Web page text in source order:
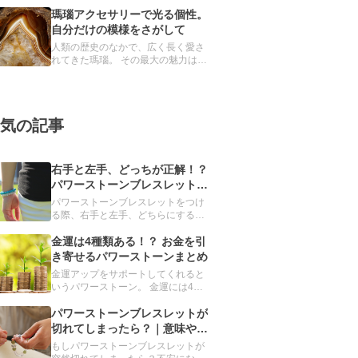
が、異なる鉱物とされています。 ど
ちらも魔除け・厄除けの力をもつと
信じられ、パワーストーンブレスレ
ットには欠かせない存在です。
瑪瑙アクセサリーで光る個性。
自分だけの模様をさがして
人類の歴史のなかで、広く長く愛さ
れてきた瑪瑙。 その最大の魅力は、
の記事
右手と左手、どっちが正解！？
パワーストーンブレスレットを
つける手の選び方
パワーストーンブレスレットをつけ
る際、右手と左手、どちらにするか
重要なのは、左右ではなく利き手で
す。利き手とその反対の手、それぞ
れに適したパワーストーンを解説し
ます。
金運は4種類ある！？ お金を引
き寄せるパワーストーンまとめ
金運アップをサポートしてくれると
いうパワーストーン。 金運には4種
誰もが手に入れたい金運を強化して
くれるパワーストーンを、目的別に
まとめました。「金運を上げたい」
と願う人は必読です。
パワーストーンブレスレットが
切れてしまったら？｜意味や対
処法をご紹介
もしパワーストーンブレスレットが